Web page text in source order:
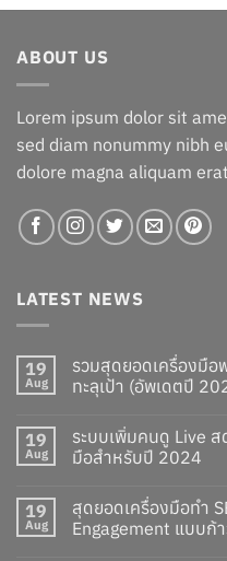
฿
ABOUT US
Lorem ipsum dolor sit
sed diam nonummy nibh
dolore magna aliquam
LATEST NEWS
19
Aug
รวมสุดยอดเครื่องมือ
ทะลุเป้า (อัพเดตปี
19
Aug
ระบบเพิ่มคนดู Live ส
มือสำหรับปี 2024
19
Aug
สุดยอดเครื่องมือทำ
Engagement แบบก้า